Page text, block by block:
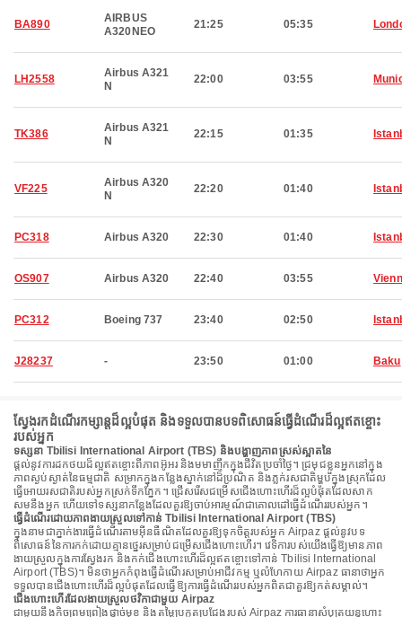
BA890
AIRBUS
A320NEO
21:25 05:35
LH2558
Airbus A321
N
22:00 03:55
TK386
Airbus A321
N
22:15 01:35
VF225
Airbus A320
N
22:20 01:40
PC318 Airbus A320 22:30 01:40
OS907 Airbus A320 22:40 03:55
PC312 Boeing 737 23:40 02:50
J28237 - 23:50 01:00 Baku
ស្វែងរកដំណើរកម្សាន្តដ៏ល្អបំផុត និងទទួលបានបទពិសោធន៍ធ្វើដំណើរដ៏ល្អឥតខ្ចោះ
របស់អ្នក
ទស្សនា Tbilisi International Airport (TBS) និងបង្ហាញភាពស្រស់ស្អាតនៃ
ផ្តល់នូវការដកថយដ៏ល្អឥតខ្ចោះពីភាពអ៊ូអរ និងមមាញឹកក្នុងជីវិតប្រចាំថ្ងៃ។ ជ្រមុជខ្លួនអ្នកនៅក្នុង
ភាពស្ងប់ស្ងាត់នៃធម្មជាតិ សម្រាកក្នុងកន្លែងស្នាក់នៅដ៏ប្រណិត និងភ្លក់រសជាតិម្ហូបក្នុងស្រុកដែល
ធ្វើអោយរសជាតិរបស់អ្នកស្រក់ទឹកភ្នែក។ ជ្រើសរើសជម្រើសជើងហោះហើរដ៏ល្អបំផុតដែលសាក
សមនឹងអ្នក ហើយទៅទស្សនាកន្លែងដែលគួរឱ្យចាប់អារម្មណ៍ជាគោលដៅធ្វើដំណើររបស់អ្នក។
ធ្វើដំណើរដោយភាពងាយស្រួលទៅកាន់ Tbilisi International Airport (TBS)
ក្នុងនាមជាភ្នាក់ងារធ្វើដំណើរតាមអ៊ីនធឺណិតដែលគួរឱ្យទុកចិត្តរបស់អ្នក Airpaz ផ្តល់នូវបទ
ពិសោធន៍នៃការកក់ដោយគ្មានថ្នេរសម្រាប់ជម្រើសជើងហោះហើរ។ វេទិការបស់យើងធ្វើឱ្យមានភាព
ងាយស្រួលក្នុងការស្វែងរក និងកក់ជើងហោះហើរដ៏ល្អឥតខ្ចោះទៅកាន់ Tbilisi International
Airport (TBS)។ មិនថាអ្នកកំពុងធ្វើដំណើរសម្រាប់អាជីវកម្ម ឬលំហែកាយ Airpaz ធានាថាអ្នក
ទទួលបានជើងហោះហើរដ៏ល្អបំផុតដែលធ្វើឱ្យការធ្វើដំណើររបស់អ្នកពិតជាគួរឱ្យកត់សម្គាល់។
ជើងហោះហើរដែលងាយស្រួលថវិកាជាមួយ Airpaz
ជាមួយនឹងកិច្ចព្រមព្រៀងផ្តាច់មុខ និងតម្លៃប្រកួតប្រជែងរបស់ Airpaz ការធានាសំបុត្រយន្តហោះ